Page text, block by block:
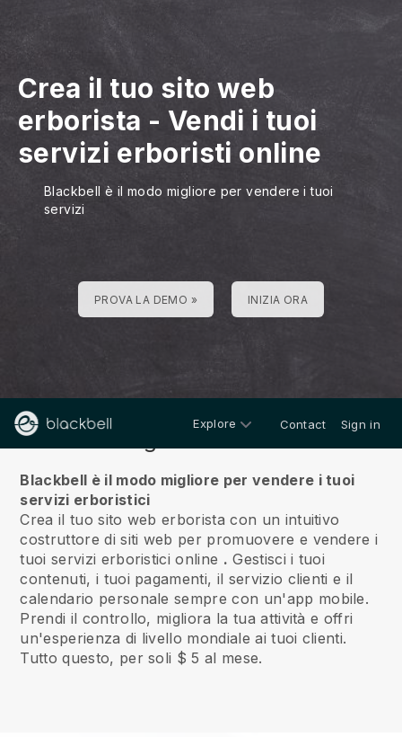
Crea il tuo sito web
erborista - Vendi i tuoi
servizi erboristi online
Blackbell è il modo migliore per vendere i tuoi
servizi
PROVA LA DEMO » INIZIA ORA
Explore Contact Sign in
Blackbell è il modo migliore per vendere i tuoi
servizi erboristici
Crea il tuo sito web erborista con un intuitivo
costruttore di siti web per promuovere e vendere i
tuoi servizi erboristici online . Gestisci i tuoi
contenuti, i tuoi pagamenti, il servizio clienti e il
calendario personale sempre con un'app mobile.
Prendi il controllo, migliora la tua attività e offri
un'esperienza di livello mondiale ai tuoi clienti.
Tutto questo, per soli $ 5 al mese.